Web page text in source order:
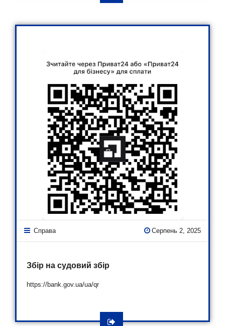
Справа Серпень 2, 2025
Збір на судовий збір
https://bank.gov.ua/ua/qr